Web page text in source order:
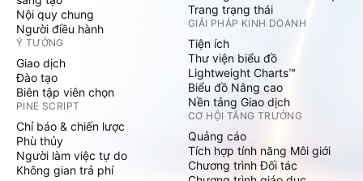
Nội quy chung
Người điều hành
Ý TƯỞNG
Giao dịch
Đào tạo
Biên tập viên chọn
PINE SCRIPT
Chỉ báo & chiến lược
Phù thủy
Người làm việc tự do
Không gian trả phí
Trang trạng thái
GIẢI PHÁP KINH DOANH
Tiện ích
Thư viện biểu đồ
Lightweight Charts™
Biểu đồ Nâng cao
Nền tảng Giao dịch
CƠ HỘI TĂNG TRƯỞNG
Quảng cáo
Tích hợp tính năng Môi giới
Chương trình Đối tác